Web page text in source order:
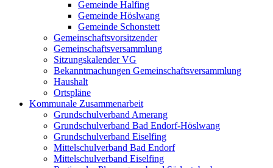
Gemeinde Halfing
Gemeinde Höslwang
Gemeinde Schonstett
Gemeinschaftsvorsitzender
Gemeinschaftsversammlung
Sitzungskalender VG
Bekanntmachungen Gemeinschaftsversammlung
Haushalt
Ortspläne
Kommunale Zusammenarbeit
Grundschulverband Amerang
Grundschulverband Bad Endorf-Höslwang
Grundschulverband Eiselfing
Mittelschulverband Bad Endorf
Mittelschulverband Eiselfing